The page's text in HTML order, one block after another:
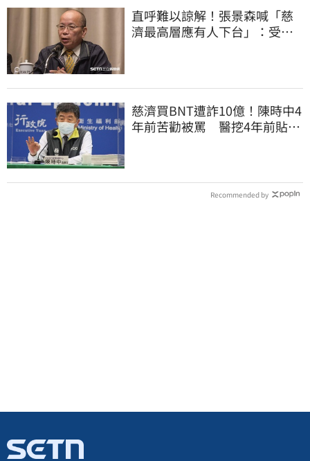
直呼難以諒解！張景森喊「慈
濟最高層應有人下台」：受害
慈濟買BNT遭詐10億！陳時中4
年前苦勸被罵 醫挖4年前貼
Recommended by